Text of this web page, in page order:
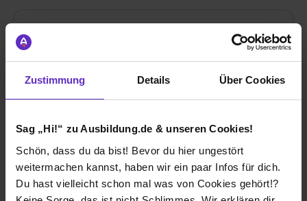
Zustimmung Details Über Cookies
Sag „Hi!“ zu Ausbildung.de & unseren Cookies!
Schön, dass du da bist! Bevor du hier ungestört
weitermachen kannst, haben wir ein paar Infos für dich.
Du hast vielleicht schon mal was von Cookies gehört!?
Ausbildung Augenoptiker/in (m/w/d)
beiOptiker Bode GmbH
1 freier Platz